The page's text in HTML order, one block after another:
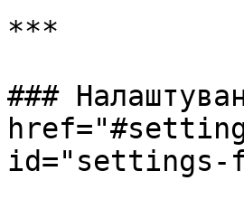
***
###
id="settings-